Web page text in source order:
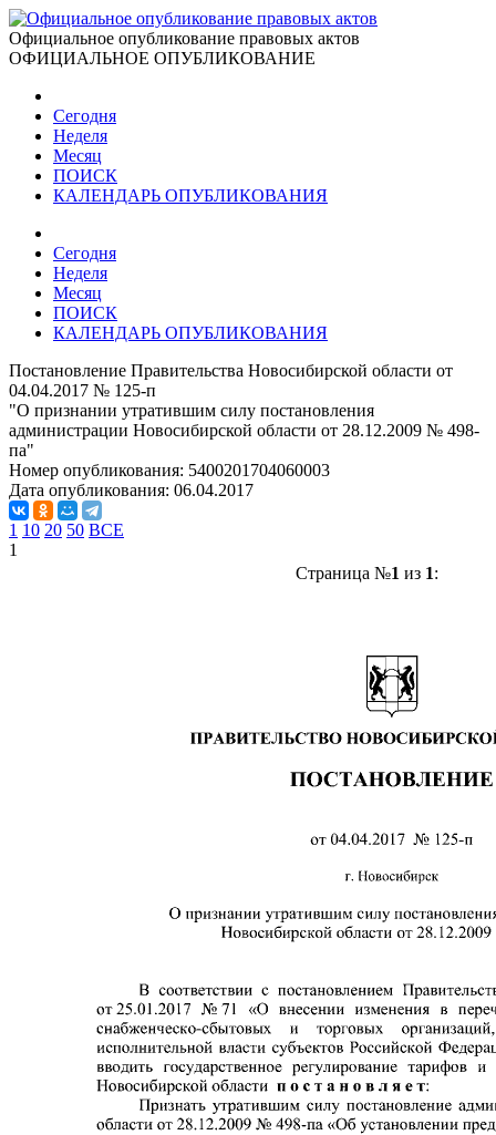
Официальное опубликование правовых актов
ОФИЦИАЛЬНОЕ ОПУБЛИКОВАНИЕ
Сегодня
Неделя
Месяц
ПОИСК
КАЛЕНДАРЬ ОПУБЛИКОВАНИЯ
Сегодня
Неделя
Месяц
ПОИСК
КАЛЕНДАРЬ ОПУБЛИКОВАНИЯ
Постановление Правительства Новосибирской области от
04.04.2017 № 125-п
"О признании утратившим силу постановления
администрации Новосибирской области от 28.12.2009 № 498-
па"
Номер опубликования: 5400201704060003
Дата опубликования: 06.04.2017
1 10 20 50 ВСЕ
1
Страница №1 из 1: